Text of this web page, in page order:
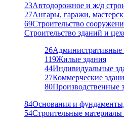
23Автодорожное и ж/д
27Ангары, гаражи,
69Строительство
Строительство зданий и
26Административные
119Жилые здания
44Индивидуальные
27Коммерческие
80Производственные
84Основания и
54Строительные материалы